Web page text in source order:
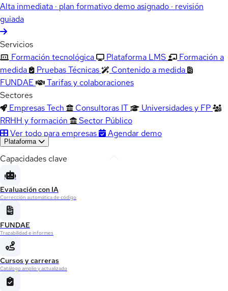
Alta inmediata · plan formativo demo asignado · revisión
guiada
Servicios
Formación tecnológica
Plataforma LMS
Formación a
medida
Pruebas Técnicas
Contenido a medida
FUNDAE
Tarifas y colaboraciones
Sectores
Empresas Tech
Consultoras IT
Universidades y FP
RRHH y formación
Sector Público
Ver todo para empresas
Agendar demo
Plataforma
Capacidades clave
Evaluación con IA
Corrección automática de código
FUNDAE
Trazabilidad e informes
Cursos y carreras
Catálogo amplio y actualizado